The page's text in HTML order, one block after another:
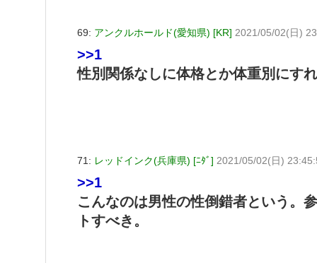
69: アンクルホールド(愛知県) [KR] 2021/05/02(日)
>>1
性別関係なしに体格とか体重別にす
71: レッドインク(兵庫県) [ﾆﾀﾞ] 2021/05/02(日)
>>1
こんなのは男性の性倒錯者という。
トすべき。